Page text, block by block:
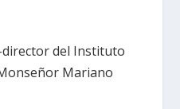
director del Instituto
Mariano